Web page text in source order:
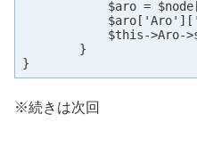
$aro =
$this->Aro-
        }
}
※続きは次回